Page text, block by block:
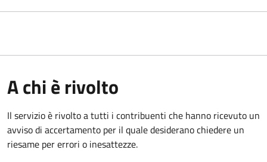
A chi è rivolto
Il servizio è rivolto a tutti i contribuenti che hanno ricevuto un
avviso di accertamento per il quale desiderano chiedere un
riesame per errori o inesattezze.